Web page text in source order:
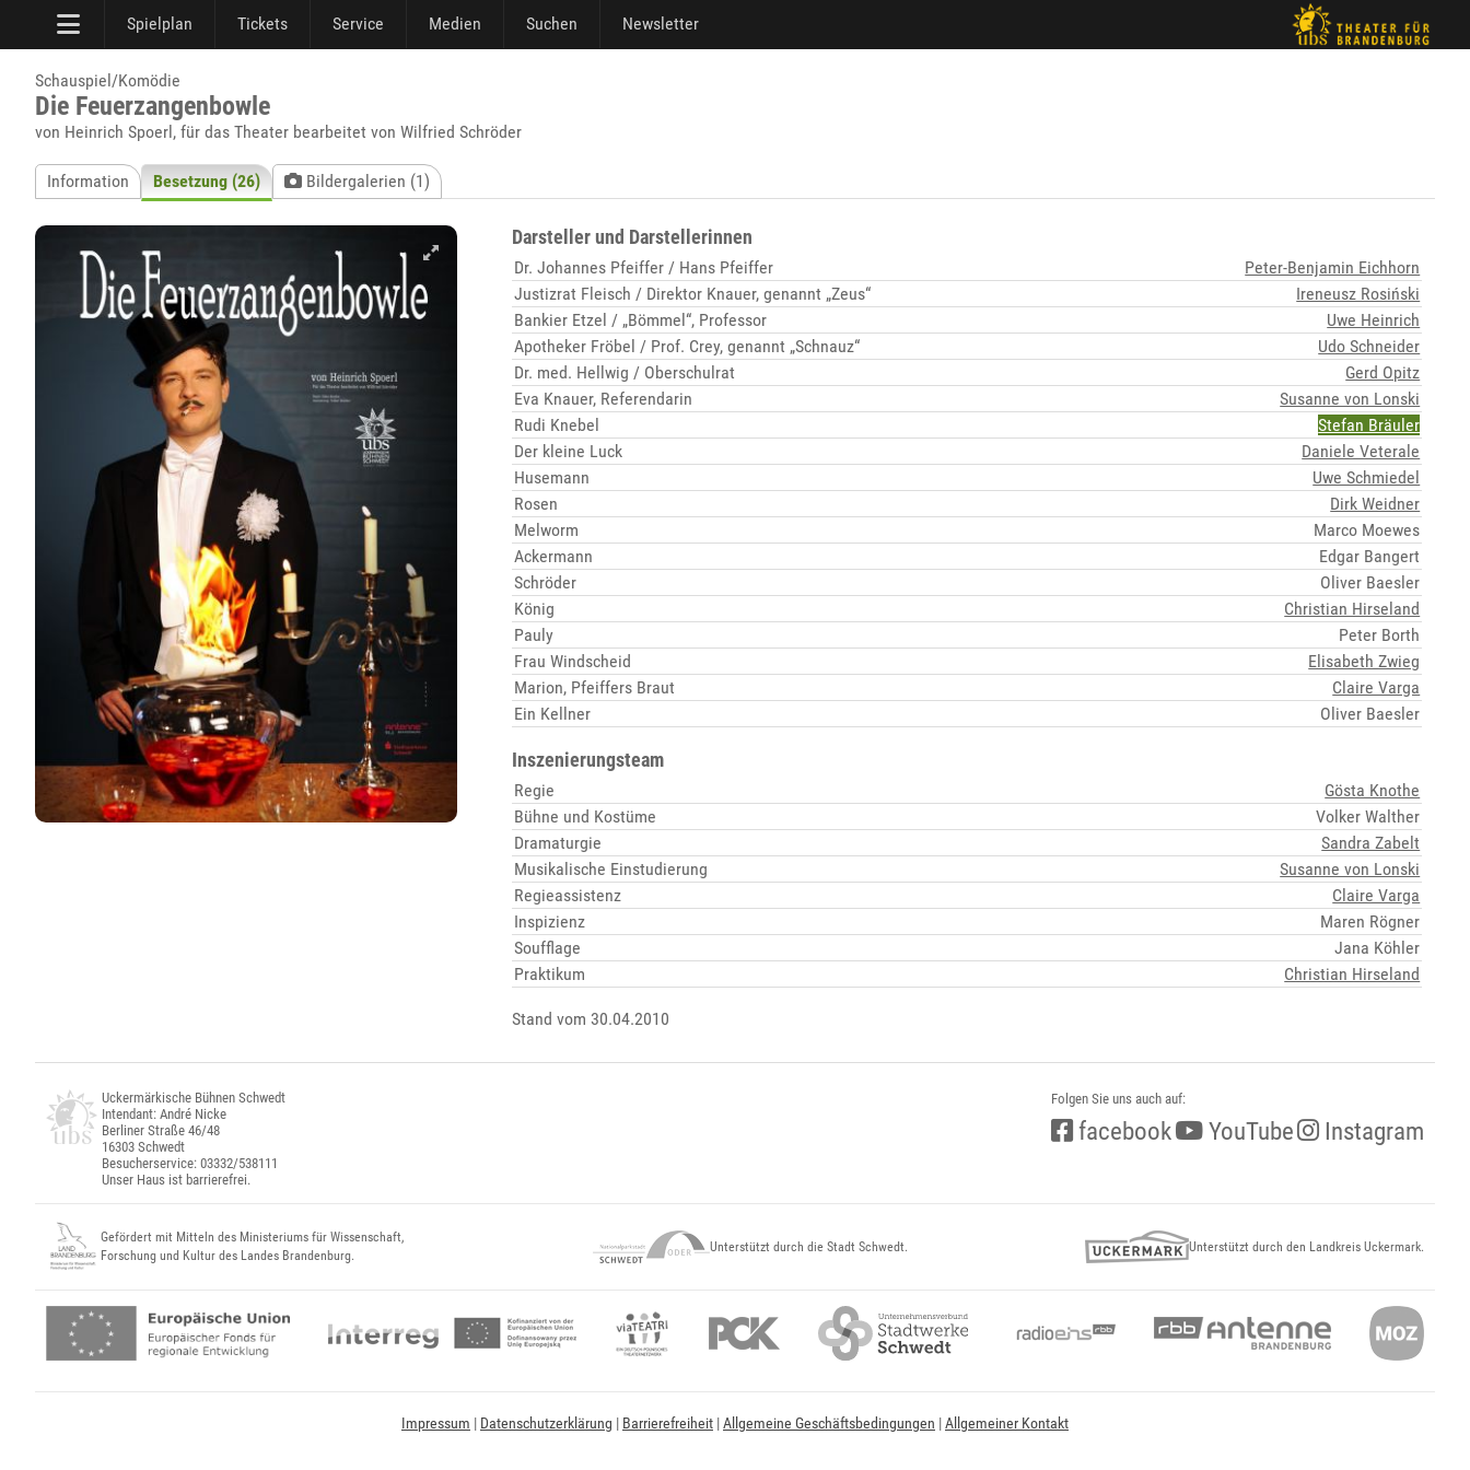
Spielplan Tickets Service Medien Suchen Newsletter
Schauspiel/Komödie
Die Feuerzangenbowle
von Heinrich Spoerl, für das Theater bearbeitet von Wilfried Schröder
Information Besetzung (26) Bildergalerien (1)
Darsteller und Darstellerinnen
Dr. Johannes Pfeiffer / Hans Pfeiffer
Peter-Benjamin Eichhorn
Justizrat Fleisch / Direktor Knauer, genannt „Zeus“
Ireneusz Rosiński
Bankier Etzel / „Bömmel“, Professor
Uwe Heinrich
Apotheker Fröbel / Prof. Crey, genannt „Schnauz“
Udo Schneider
Dr. med. Hellwig / Oberschulrat
Gerd Opitz
Eva Knauer, Referendarin
Susanne von Lonski
Rudi Knebel
Stefan Bräuler
Der kleine Luck
Daniele Veterale
Husemann
Uwe Schmiedel
Rosen
Dirk Weidner
Melworm
Marco Moewes
Ackermann
Edgar Bangert
Schröder
Oliver Baesler
König
Christian Hirseland
Pauly
Peter Borth
Frau Windscheid
Elisabeth Zwieg
Marion, Pfeiffers Braut
Claire Varga
Ein Kellner
Oliver Baesler
Inszenierungsteam
Regie
Gösta Knothe
Bühne und Kostüme
Volker Walther
Dramaturgie
Sandra Zabelt
Musikalische Einstudierung
Susanne von Lonski
Regieassistenz
Claire Varga
Inspizienz
Maren Rögner
Soufflage
Jana Köhler
Praktikum
Christian Hirseland
Stand vom 30.04.2010
Uckermärkische Bühnen Schwedt
Intendant: André Nicke
Berliner Straße 46/48
16303 Schwedt
Besucherservice: 03332/538111
Unser Haus ist barrierefrei.
Folgen Sie uns auch auf:
facebook YouTube Instagram
Gefördert mit Mitteln des Ministeriums für Wissenschaft,
Forschung und Kultur des Landes Brandenburg.
Unterstützt durch die Stadt Schwedt. Unterstützt durch den Landkreis Uckermark.
Impressum | Datenschutzerklärung | Barrierefreiheit |Allgemeine Geschäftsbedingungen |Allgemeiner Kontakt